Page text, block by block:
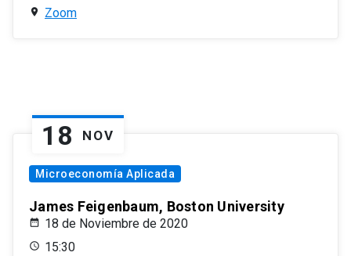
Zoom
18 NOV
Microeconomía Aplicada
James Feigenbaum, Boston University
18 de Noviembre de 2020
15:30